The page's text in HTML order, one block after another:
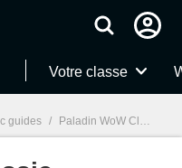
Votre classe
guides / Paladin WoW Classic